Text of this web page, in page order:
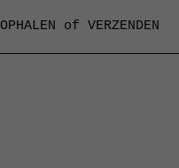
OPHALEN of VERZENDEN